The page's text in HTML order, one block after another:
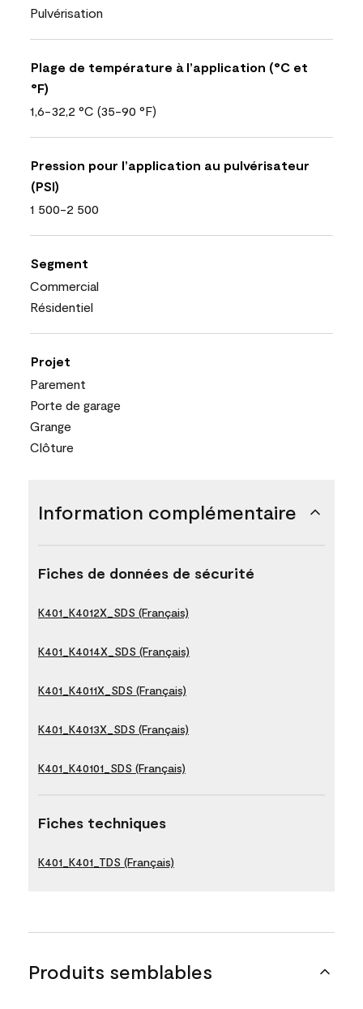
Pulvérisation
Plage de température à l’application (°C et
°F)
1,6-32,2 °C (35-90 °F)
Pression pour l’application au pulvérisateur
(PSI)
1 500-2 500
Segment
Commercial
Résidentiel
Projet
Parement
Porte de garage
Grange
Clôture
Information complémentaire
Fiches de données de sécurité
K401_K4012X_SDS (Français)
K401_K4014X_SDS (Français)
K401_K4011X_SDS (Français)
K401_K4013X_SDS (Français)
K401_K40101_SDS (Français)
Fiches techniques
K401_K401_TDS (Français)
Produits semblables